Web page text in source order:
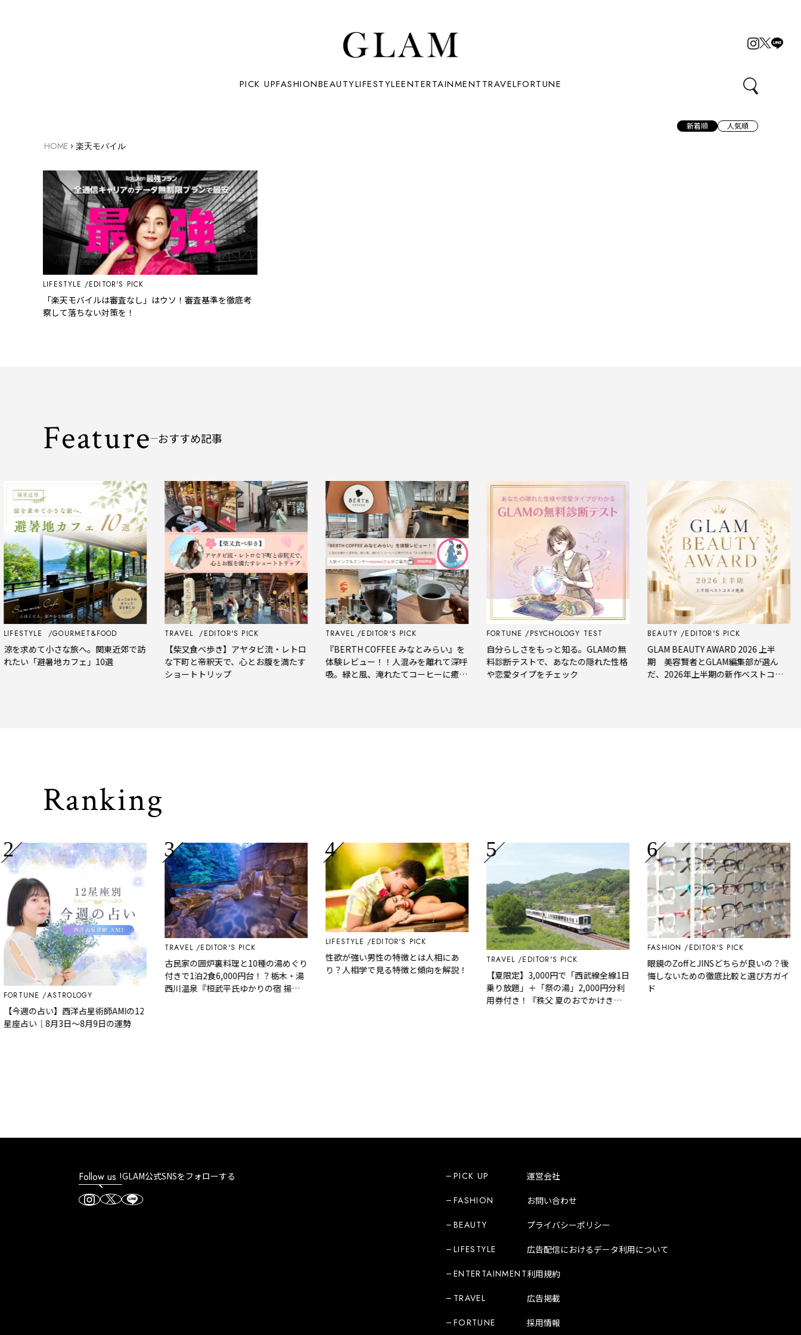
PICK UPFASHIONBEAUTYLIFESTYLEENTERTAINMENTTRAVELFORTUNE
新着順 人気順
HOME › 楽天モバイル
LIFESTYLE EDITOR'S PICK
「楽天モバイルは審査なし」はウソ！審査基準を徹底考
察して落ちない対策を！
Feature おすすめ記事
GOURMET&FOOD
求めて小さな旅へ。関東近郊で訪
い「避暑地カフェ」10選
TRAVEL EDITOR'S PICK
【柴又食べ歩き】アヤタビ流・レトロ
な下町と帝釈天で、心とお腹を満たす
ショートトリップ
TRAVEL EDITOR'S PICK
『BERTH COFFEE みなとみらい』を
体験レビュー！！人混みを離れて深呼
吸。緑と風、淹れたてコーヒーに癒や
FORTUNE PSYCHOLOGY TEST
自分らしさをもっと知る。GLAMの無
料診断テストで、あなたの隠れた性格
や恋愛タイプをチェック
BEAUTY EDITOR'S PICK
GLAM BEAUTY AWARD 2026 上半
期 美容賢者とGLAM編集部が選ん
だ、2026年上半期の新作ベストコス
Ranking
ASTROLOGY
週の占い】西洋占星術師AMIの12
占い｜8月3日～8月9日の運勢
TRAVEL EDITOR'S PICK
古民家の囲炉裏料理と10種の湯めぐり
付きで1泊2食6,000円台！？栃木・湯
西川温泉『桓武平氏ゆかりの宿 揚
LIFESTYLE EDITOR'S PICK
性欲が強い男性の特徴とは人相にあ
り？人相学で見る特徴と傾向を解説！
TRAVEL EDITOR'S PICK
【夏限定】3,000円で「西武線全線1日
乗り放題」＋「祭の湯」2,000円分利
用券付き！『秩父 夏のおでかけきっ
FASHION EDITOR'S PICK
眼鏡のZoffとJINSどちらが良いの？後
悔しないための徹底比較と選び方ガイ
Follow us !GLAM公式SNSをフォローする PICK UP
FASHION
BEAUTY
LIFESTYLE
ENTERTAINMENT
TRAVEL
FORTUNE
運営会社
お問い合わせ
プライバシーポリシー
広告配信におけるデータ利用について
利用規約
広告掲載
採用情報